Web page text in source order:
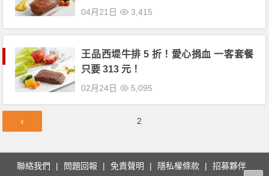
04月21日 3,415
王品西堤牛排 5 折！愛心捐血 一客套餐
只要 313 元！
02月24日 5,095
章
2
聯絡我們 問題回報 免責聲明 隱私權條款 招募夥伴